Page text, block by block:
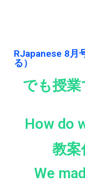
RJapanese 8月
る）
でも授
How do
教案
We